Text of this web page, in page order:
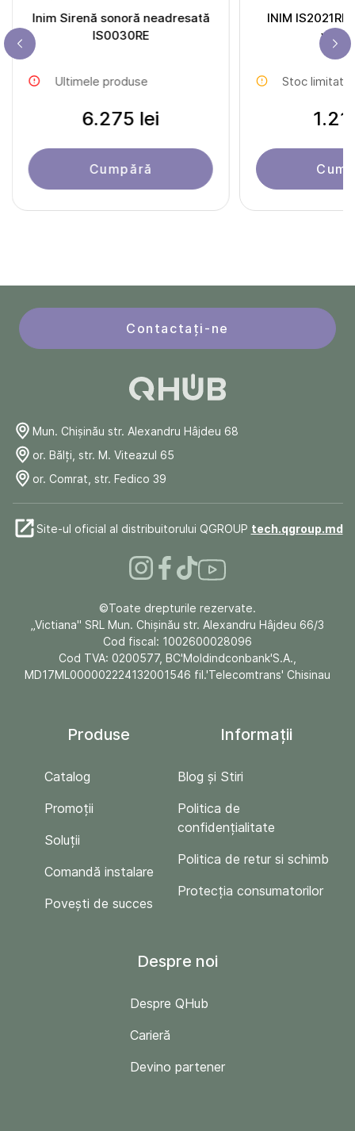
Inim Sirenă sonoră neadresată
IS0030RE
Ultimele produse
6.275 lei
Cumpără
INIM
wall
Stoc limitat
Contactați-ne
Mun. Chişinău str. Alexandru Hâjdeu 68
or. Bălți, str. M. Viteazul 65
or. Comrat, str. Fedico 39
Site-ul oficial al distribuitorului QGROUP tech.qgroup.md
©Toate drepturile rezervate.
„Victiana" SRL Mun. Chişinău str. Alexandru Hâjdeu 66/3
Cod fiscal: 1002600028096
Cod TVA: 0200577, BC'Moldindconbank'S.A.,
MD17ML000002224132001546 fil.'Telecomtrans' Chisinau
Produse
Catalog
Promoții
Soluții
Comandă instalare
Povești de succes
Informații
Blog și Stiri
Politica de
confidențialitate
Politica de retur si schimb
Protecția consumatorilor
Despre noi
Despre QHub
Carieră
Devino partener